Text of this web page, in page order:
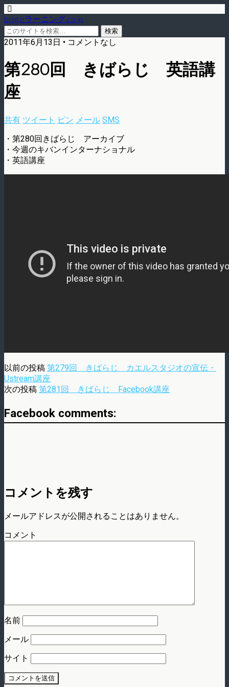
blog.eラーニング.co.jp
2011年6月13日 • コメントなし
第280回 きばらじ 英語講
座
共有 ツイート ピン メール SMS
・第280回きばらじ アーカイブ
・今週のキバンインターナショナル
・英語講座
以前の投稿 第279回 きばらじ カエルスタジオの宣伝・
Ustream講座
次の投稿 第281回 きばらじ Facebook講座
Facebook comments:
コメントを残す
メールアドレスが公開されることはありません。
コメント
名前
メール
サイト